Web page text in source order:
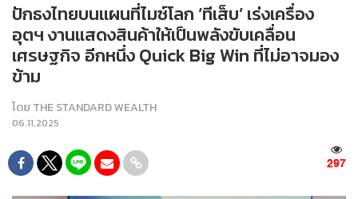
ปักธงไทยบนแผนที่ไมซ์โลก ‘ทีเส็บ’ เร่งเครื่อง
อุตฯ งานแสดงสินค้าให้เป็นพลังขับเคลื่อน
เศรษฐกิจ อีกหนึ่ง Quick Big Win ที่ไม่อาจมอง
ข้าม
โดย THE STANDARD WEALTH
06.11.2025
297